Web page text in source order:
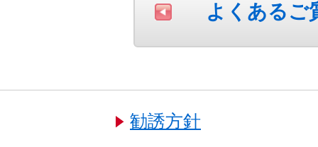
よくあるご
勧誘方針